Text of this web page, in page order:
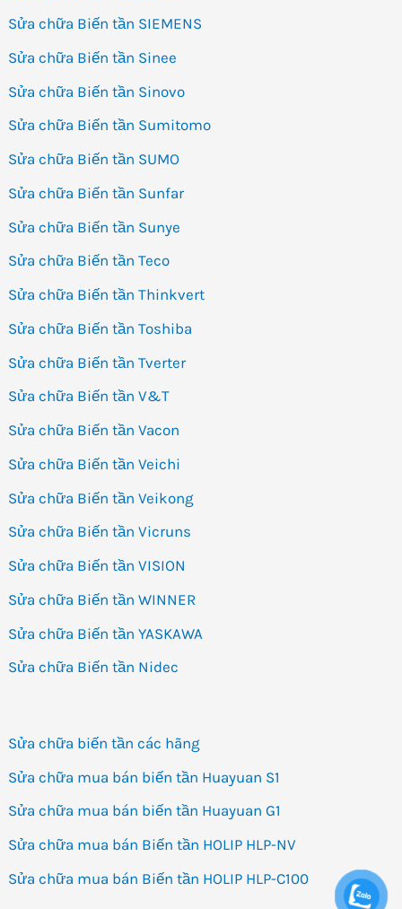
Sửa chữa Biến tần SIEMENS
Sửa chữa Biến tần Sinee
Sửa chữa Biến tần Sinovo
Sửa chữa Biến tần Sumitomo
Sửa chữa Biến tần SUMO
Sửa chữa Biến tần Sunfar
Sửa chữa Biến tần Sunye
Sửa chữa Biến tần Teco
Sửa chữa Biến tần Thinkvert
Sửa chữa Biến tần Toshiba
Sửa chữa Biến tần Tverter
Sửa chữa Biến tần V&T
Sửa chữa Biến tần Vacon
Sửa chữa Biến tần Veichi
Sửa chữa Biến tần Veikong
Sửa chữa Biến tần Vicruns
Sửa chữa Biến tần VISION
Sửa chữa Biến tần WINNER
Sửa chữa Biến tần YASKAWA
Sửa chữa Biến tần Nidec
Sửa chữa biến tần các hãng
Sửa chữa mua bán biến tần Huayuan S1
Sửa chữa mua bán biến tần Huayuan G1
Sửa chữa mua bán Biến tần HOLIP HLP-NV
Sửa chữa mua bán Biến tần HOLIP HLP-C100